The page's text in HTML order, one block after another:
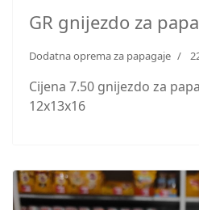
GR gnijezdo za
Dodatna oprema za papagaje
Cijena 7.50 gnijezdo za
12x13x16